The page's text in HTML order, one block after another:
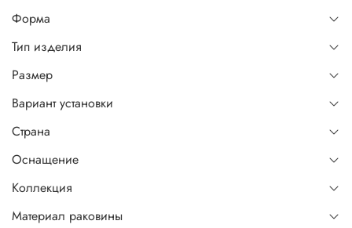
Форма
Тип изделия
Размер
Вариант установки
Страна
Оснащение
Коллекция
Материал раковины